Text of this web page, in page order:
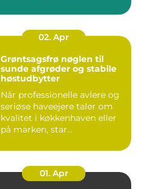
02. Apr
Grøntsagsfrø nøglen til
sunde afgrøder og stabile
høstudbytter
Når professionelle avlere og
seriøse haveejere taler om
kvalitet i køkkenhaven eller
på marken, star...
01. Apr